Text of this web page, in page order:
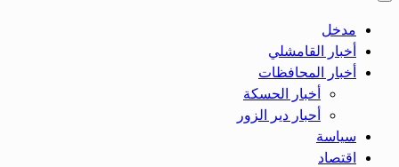
مدخل
أخبار القامشلي
أخبار المحافظات
أخبار الحسكة
أحبار دير الزور
سياسة
اقتصاد